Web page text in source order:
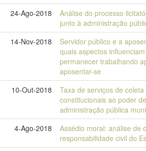
24-Ago-2018
Análise do processo
junto à administração
14-Nov-2018
Servidor público e a
quais aspectos
permanecer trabalhando
aposentar-se
10-Out-2018
Taxa de serviços de
constitucionais ao poder
administração pública
4-Ago-2018
Assédio moral: análise de
responsabilidade civil do